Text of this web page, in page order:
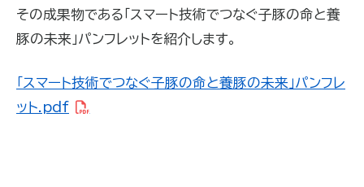
その成果物である「スマート技術でつなぐ子豚の命と養
豚の未来」パンフレットを紹介します。
「スマート技術でつなぐ子豚の命と養豚の未来」パンフレ
ット.pdf